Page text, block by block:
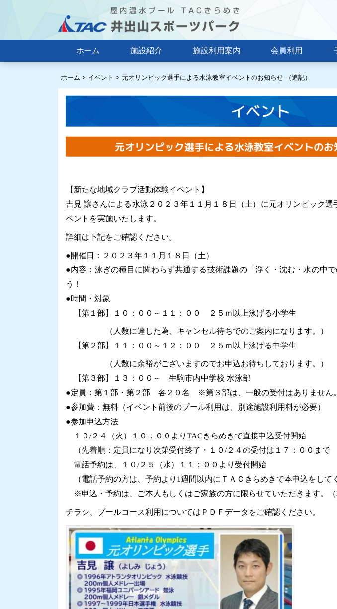
ホーム 施設紹介 施設利用案内 会員利用
ホーム > イベント > 元オリンピック選手による水泳教室イベントのお知らせ （追記）
イベント
元オリンピック選手による水泳教室イベントのお
【新たな地域クラブ活動体験イベント】
吉見 譲さんによる水泳２０２３年１１月１８日（土）に元オリンピック選
ベントを実施いたします。
詳細は下記をご確認ください。
●開催日：２０２３年１１月１８日（土）
●内容：泳ぎの種目に関わらず共通する技術課題の「浮く・沈む・水の中
う！
●時間・対象
【第１部】１０：００～１１：００ ２５ｍ以上泳げる小学生
（人数に達した為、キャンセル待ちでのご案内になります。）
【第２部】１１：００～１２：００ ２５ｍ以上泳げる中学生
（人数に余裕がございますのでお申込お待ちしております。）
【第３部】１３：００～ 生駒市内中学校 水泳部
●定員：第１部・第２部 各２０名 ※第３部は、一般の受付はありません。
●参加費：無料（イベント前後のプール利用は、別途施設利用料が必要）
●参加申込方法
１０/２４（火）１０：００よりTACきらめきで直接申込受付開始
（先着順：定員になり次第受付終了・１０/２４の受付は１７：００まで
電話予約は、１０/２５（水）１１：００より受付開始
（電話予約の方は、予約より1週間以内にＴＡＣきらめきで本申込をして
※申込・予約は、ご本人もしくはご家族の方に限らせていただきます。（
チラシ、プールコース利用についてはＰＤＦデータをご確認ください。